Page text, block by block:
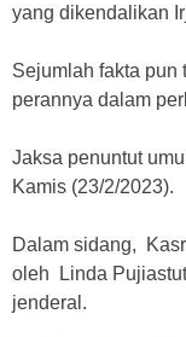
yang dikendalikan
Sejumlah fakta pun
perannya dalam
Jaksa penuntut
Kamis (23/2/2023).
Dalam sidang,
oleh Linda
jenderal.